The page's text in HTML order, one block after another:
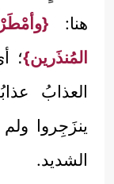
هنا:
المُنذَرين}؛
العذابُ
ينزَجِروا
الشديد.